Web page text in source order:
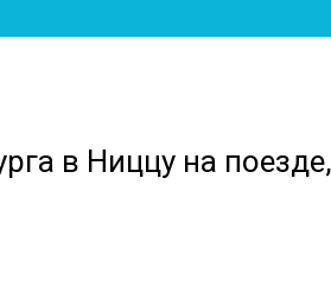
в Ниццу на